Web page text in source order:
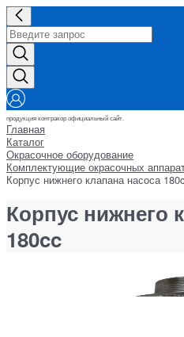
продукция контракор официальный сайт.
Главная
Каталог
Окрасочное оборудование
Комплектующие окрасочных
Корпус нижнего клапана насоса
Корпус нижнего
180cc